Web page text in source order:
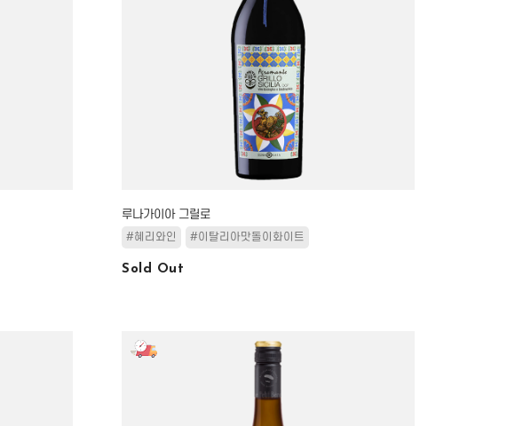
루나가이아 그릴로
#혜리와인 #이탈리아맛돌이화이트
Sold Out